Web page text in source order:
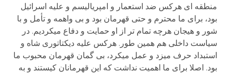
منطقه ای هرکس ضد استعمار و امپریالیسم و علیه اسرائیل
بود، برای ما محترم و حتی قهرمان بود و بی واهمه و تأمل و با
شور و هیجان هرچه تمام تر از او حمایت و دفاع می­کردیم. در
سیاست داخلی هم همین طور. هرکس علیه دیکتاتوری شاه و
استبداد حرف می­زد و عمل می­کرد، بی گمان قهرمان محبوب ما
بود. اصلا برای ما اهمیت نداشت که این قهرمانان کیستند و به